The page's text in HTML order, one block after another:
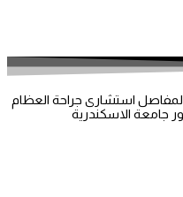
استشارى جراحة العظام
جامعة الاسكندرية